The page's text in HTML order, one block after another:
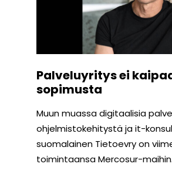
Palveluyritys ei
sopimusta
Muun muassa digitaalisia
ohjelmistokehitystä ja it-
suomalainen Tietoevry on
toimintaansa Mercosur-maihin.